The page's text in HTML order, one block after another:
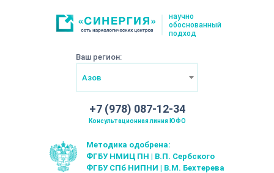
научно
обоснованный
подход
Ваш регион:
Азов
+7 (978) 087-12-34
Консультационная линия ЮФО
Методика одобрена:
ФГБУ НМИЦ ПН | В.П. Сербского
ФГБУ СПб НИПНИ | В.М. Бехтерева